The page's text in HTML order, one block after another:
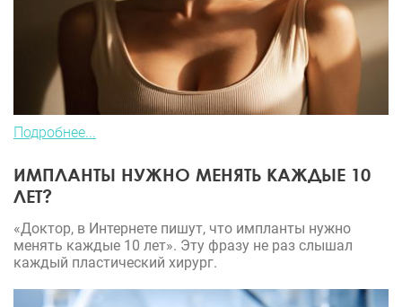
Подробнее...
ИМПЛАНТЫ НУЖНО МЕНЯТЬ КАЖДЫЕ 10
ЛЕТ?
«Доктор, в Интернете пишут, что импланты нужно
менять каждые 10 лет». Эту фразу не раз слышал
каждый пластический хирург.